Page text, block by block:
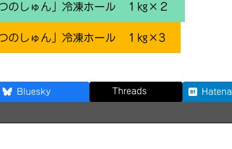
のしゅん」冷凍ホール １㎏×２
のしゅん」冷凍ホール １㎏×3
Bluesky Threads Hatena